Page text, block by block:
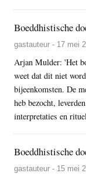
Boeddhistische
gastauteur - 17 mei
Arjan Mulder: 'Het
weet dat dit niet
bijeenkomsten. De
heb bezocht,
interpretaties en
Boeddhistische
gastauteur - 15 mei